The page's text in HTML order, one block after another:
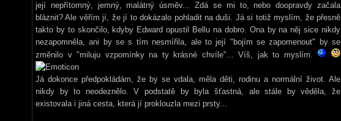
její nepřítomný, jemný, malátný úsměv... Zdá se mi to, nebo doopravdy začala
bláznit? Ale věřím jí, že jí to dokázalo pohladit na duši. Já si totiž myslím, že přesně
takto by to skončilo, kdyby Edward opustil Bellu na dobro. Ona by na něj sice nikdy
nezapomněla, ani by se s tím nesmířila, ale to její "bojím se zapomenout" by se
změnilo v "miluju vzpomínky na ty krásné chvíle"... Víš, jak to myslím.
Já dokonce předpokládám, že by se vdala, měla děti, rodinu a normální život. Ale
nikdy by to neodeznělo. V podstatě by byla šťastná, ale stále by věděla, že
existovala i jiná cesta, která jí proklouzla mezi prsty...